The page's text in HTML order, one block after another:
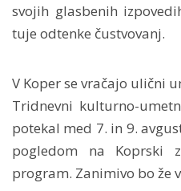
svojih glasbenih
tuje odtenke čustvovanj.
V Koper se vračajo ulični
Tridnevni kulturno-
potekal med 7. in 9.
pogledom na Koprski
program. Zanimivo bo že